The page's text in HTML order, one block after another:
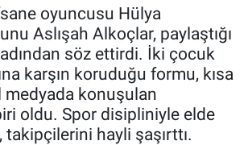
oyuncusu Hülya
Aslışah Alkoçlar, paylaştığı
söz ettirdi. İki çocuk
karşın koruduğu formu, kısa
medyada konuşulan
oldu. Spor disipliniyle elde
hayli şaşırttı.
Haberleri